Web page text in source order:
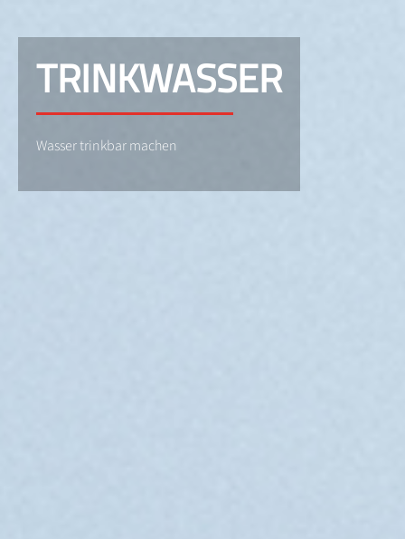
TRINKWASSER
Wasser trinkbar machen